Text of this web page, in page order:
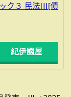
ック３ 民法Ⅲ[債
紀伊國屋